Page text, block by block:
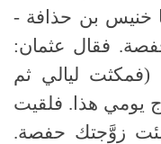
خنيس بن حذافة -
. فقال عثمان:
:فمكثت ليالي ثم
يومي هذا . فلقيت
زوَّجتك حفصة.